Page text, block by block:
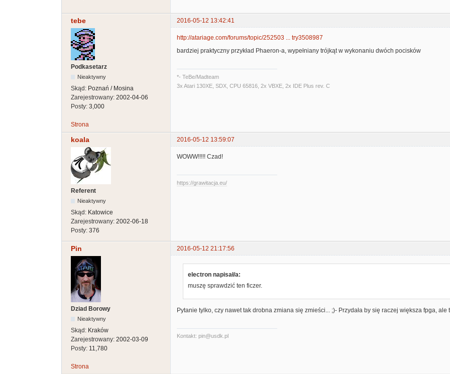
tebe 2016-05-12 13:42:41
Podkasetarz
Nieaktywny
Skąd: Poznań / Mosina
Zarejestrowany: 2002-04-06
Posty: 3,000
http://atariage.com/forums/topic/252503 ... try3508987
bardziej praktyczny przykład Phaeron-a, wypełniany trójkąt w wykonaniu dwóch pocisków
*- TeBe/Madteam
3x Atari 130XE, SDX, CPU 65816, 2x VBXE, 2x IDE Plus rev. C
Strona
koala 2016-05-12 13:59:07
Referent
Nieaktywny
Skąd: Katowice
Zarejestrowany: 2002-06-18
Posty: 376
WOWW!!!!! Czad!
https://grawitacja.eu/
Pin 2016-05-12 21:17:56
Dziad Borowy
Nieaktywny
Skąd: Kraków
Zarejestrowany: 2002-03-09
Posty: 11,780
electron napisał/a:
muszę sprawdzić ten ficzer.
Pytanie tylko, czy nawet tak drobna zmiana się zmieści... ;)- Przydała by się raczej większa fpga,
Kontakt: pin@usdk.pl
Strona